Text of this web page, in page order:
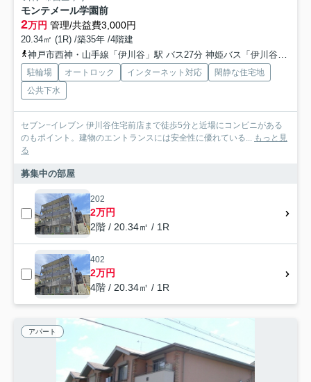
モンテメール学園前
2万円 管理/共益費3,000円
20.34㎡ (1R) /築35年 /4階建
神戸市西神・山手線「伊川谷」駅 バス27分 神姫バス「伊川谷住宅前」 停歩5分
駐輪場 オートロック インターネット対応
閑静な住宅地
公共下水
セブン−イレブン 伊川谷住宅前店まで徒歩5分と近場にコンビニがある
のもポイント。建物のエントランスには安全性に優れている... もっと見
る
募集中の部屋
202
2万円
2階 / 20.34㎡ / 1R
402
2万円
4階 / 20.34㎡ / 1R
アパート